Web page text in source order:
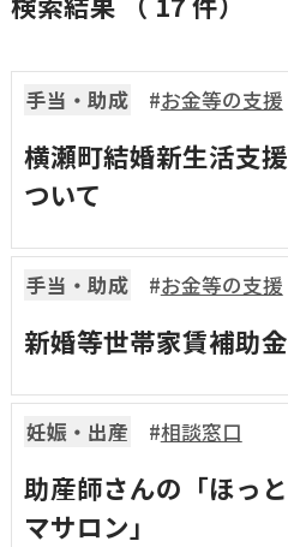
手当・助成 お金等の支援
横瀬町結婚新生活支
ついて
手当・助成 お金等の支援
新婚等世帯家賃補助
妊娠・出産 相談窓口
助産師さんの「ほっ
マサロン」